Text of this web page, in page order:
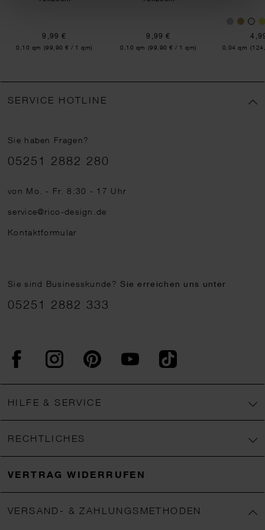
9,99 €
Inhalt:
0,10 qm (99,90 € / 1 qm)
9,99 €
Inhalt:
0,10 qm (99,90 € / 1 qm) Inhalt:
0,04 qm
SERVICE HOTLINE
Sie haben Fragen?
Telefonnummer
05251 2882 280
von Mo. - Fr. 8:30 - 17 Uhr
service@rico-design.de
Kontaktformular
Sie sind Businesskunde?Sie erreichen uns unter
05251 2882 333
FacebookInstagram PinterestYouTubeTikTok
HILFE & SERVICE
RECHTLICHES
VERTRAG WIDERRUFEN
VERSAND- & ZAHLUNGSMETHODEN